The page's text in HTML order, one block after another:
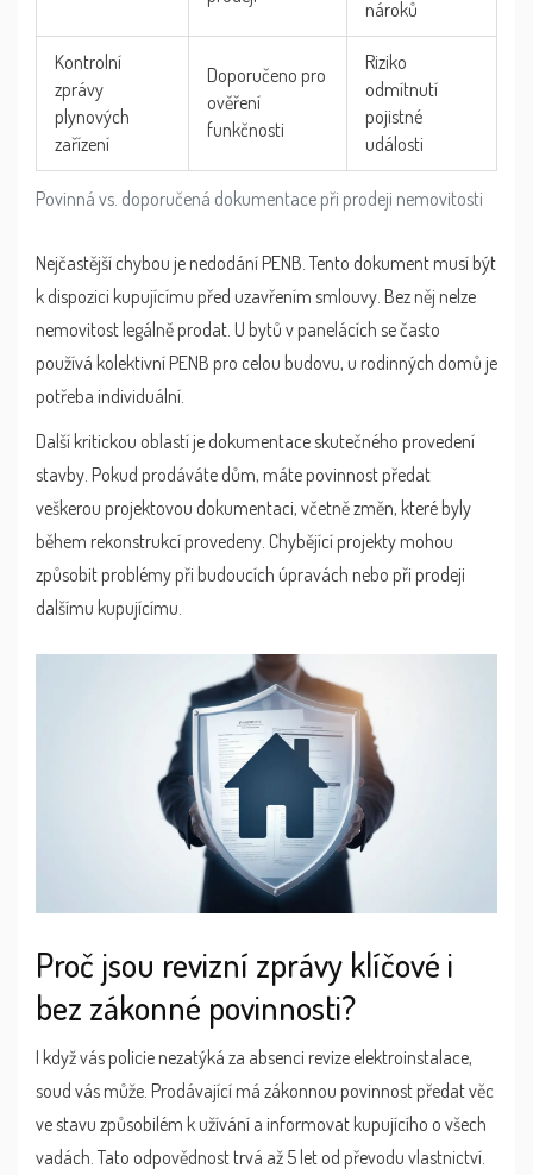
Povinná vs. doporučená dokumentace při prodeji nemovitosti
nároků
Kontrolní
zprávy
plynových
zařízení
Doporučeno pro
ověření
funkčnosti
Riziko
odmítnutí
pojistné
události
Nejčastější chybou je nedodání PENB. Tento dokument musí být
k dispozici kupujícímu před uzavřením smlouvy. Bez něj nelze
nemovitost legálně prodat. U bytů v panelácích se často
používá kolektivní PENB pro celou budovu, u rodinných domů je
potřeba individuální.
Další kritickou oblastí je dokumentace skutečného provedení
stavby. Pokud prodáváte dům, máte povinnost předat
veškerou projektovou dokumentaci, včetně změn, které byly
během rekonstrukcí provedeny. Chybějící projekty mohou
způsobit problémy při budoucích úpravách nebo při prodeji
dalšímu kupujícímu.
Proč jsou revizní zprávy klíčové i
bez zákonné povinnosti?
I když vás policie nezatýká za absenci revize elektroinstalace,
soud vás může. Prodávající má zákonnou povinnost předat věc
ve stavu způsobilém k užívání a informovat kupujícího o všech
vadách. Tato odpovědnost trvá až 5 let od převodu vlastnictví.